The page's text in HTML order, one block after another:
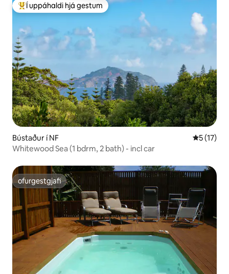
Í mestu uppáhaldi hjá gestum
Í uppáhaldi hjá gestum
Bústaður í NF 5 af 5 í
5 (17)
Whitewood Sea (1 bdrm, 2 bath) - incl car
ofurgestgjafi
ofurgestgjafi